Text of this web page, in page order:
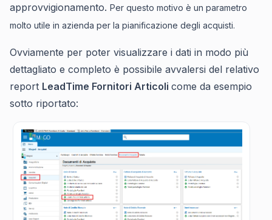
approvvigionamento. Per questo motivo è un parametro
molto utile in azienda per la pianificazione degli acquisti.
Ovviamente per poter visualizzare i dati in modo più
dettagliato e completo è possibile avvalersi del relativo
report LeadTime Fornitori Articoli come da esempio
sotto riportato: